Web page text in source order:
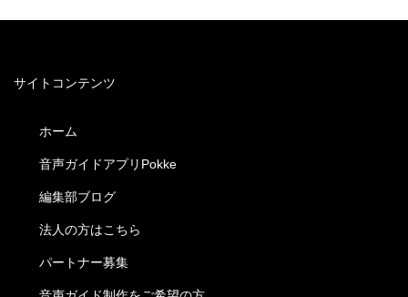
サイトコンテンツ
ホーム
音声ガイドアプリPokke
編集部ブログ
法人の方はこちら
パートナー募集